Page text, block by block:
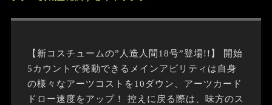
【新コスチュームの”人造人間18号”登場!!】 開始
5カウントで発動できるメインアビリティは自身
の様々なアーツコストを10ダウン、アーツカード
ドロー速度をアップ！ 控えに戻る際は、味方のス